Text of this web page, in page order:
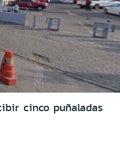
cinco puñaladas